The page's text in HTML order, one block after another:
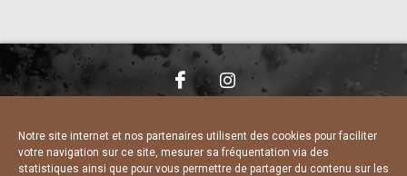
Notre site internet et nos partenaires utilisent des cookies pour faciliter
votre navigation sur ce site, mesurer sa fréquentation via des
statistiques ainsi que pour vous permettre de partager du contenu sur les
CHARTE DE CONFIDENTIALITÉ
DÉCLARATION DE CONFIDENTIALITÉ
POLITIQUE D’UTILISATION DES COOKIES
RÉALISÉ PAR L’AGENCE WEB A3 WEB